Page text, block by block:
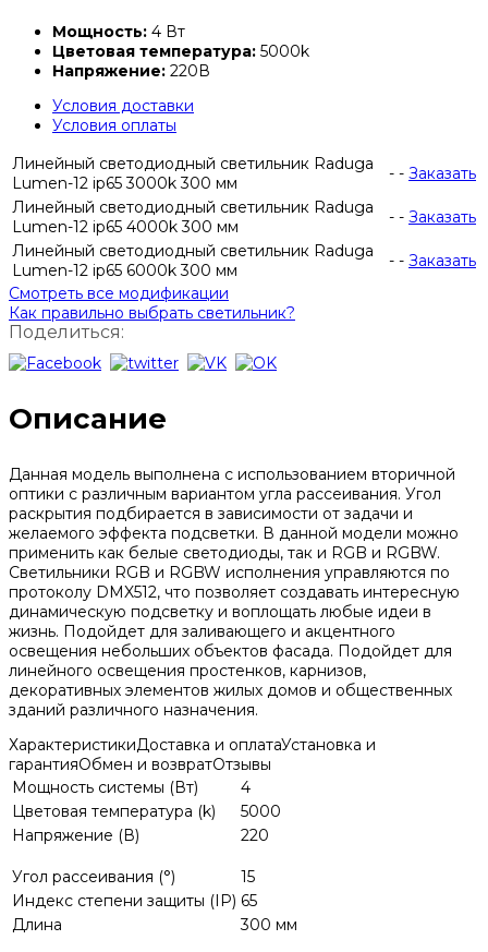
Мощность: 4 Вт
Цветовая температура: 5000k
Напряжение: 220В
Условия доставки
Условия оплаты
Линейный светодиодный светильник Raduga
Lumen-12 ip65 3000k 300 мм
- - Заказать
Линейный светодиодный светильник Raduga
Lumen-12 ip65 4000k 300 мм
- - Заказать
Линейный светодиодный светильник Raduga
Lumen-12 ip65 6000k 300 мм
- - Заказать
Смотреть все модификации
Как правильно выбрать светильник?
Поделиться:
Описание
Данная модель выполнена с использованием вторичной
оптики с различным вариантом угла рассеивания. Угол
раскрытия подбирается в зависимости от задачи и
желаемого эффекта подсветки. В данной модели можно
применить как белые светодиоды, так и RGB и RGBW.
Светильники RGB и RGBW исполнения управляются по
протоколу DMX512, что позволяет создавать интересную
динамическую подсветку и воплощать любые идеи в
жизнь. Подойдет для заливающего и акцентного
освещения небольших объектов фасада. Подойдет для
линейного освещения простенков, карнизов,
декоративных элементов жилых домов и общественных
зданий различного назначения.
ХарактеристикиДоставка и оплатаУстановка и
гарантияОбмен и возвратОтзывы
Мощность системы (Вт)
4
Цветовая температура (k)
5000
Напряжение (В)
220
Угол рассеивания (°)
15
Индекс степени защиты (IP) 65
Длина
300 мм